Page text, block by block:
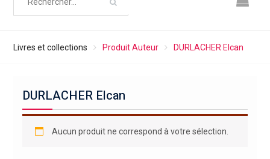
Livres et collections Produit Auteur DURLACHER Elcan
DURLACHER Elcan
Aucun produit ne correspond à votre sélection.